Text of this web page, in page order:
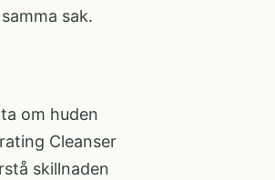
sak.
om huden
Cleanser
skillnaden